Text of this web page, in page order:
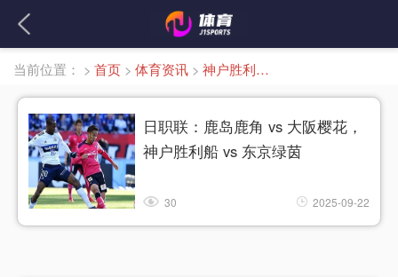
当前位置： > 首页 > 体育资讯 > 神户胜利船 vs 东京绿茵
日职联：鹿岛鹿角 vs 大阪樱花，
神户胜利船 vs 东京绿茵
30 2025-09-22